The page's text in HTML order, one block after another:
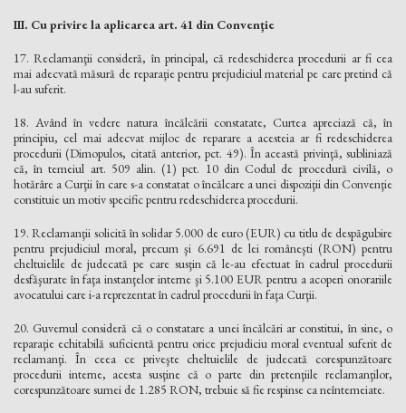
III. Cu privire la aplicarea art. 41 din Convenţie
17. Reclamanţii consideră, în principal, că redeschiderea procedurii ar fi cea
mai adecvată măsură de reparaţie pentru prejudiciul material pe care pretind că
l-au suferit.
18. Având în vedere natura încălcării constatate, Curtea apreciază că, în
principiu, cel mai adecvat mijloc de reparare a acesteia ar fi redeschiderea
procedurii (Dimopulos, citată anterior, pct. 49). În această privinţă, subliniază
că, în temeiul art. 509 alin. (1) pct. 10 din Codul de procedură civilă, o
hotărâre a Curţii în care s-a constatat o încălcare a unei dispoziţii din Convenţie
constituie un motiv specific pentru redeschiderea procedurii.
19. Reclamanţii solicită în solidar 5.000 de euro (EUR) cu titlu de despăgubire
pentru prejudiciul moral, precum şi 6.691 de lei româneşti (RON) pentru
cheltuielile de judecată pe care susţin că le-au efectuat în cadrul procedurii
desfăşurate în faţa instanţelor interne şi 5.100 EUR pentru a acoperi onorariile
avocatului care i-a reprezentat în cadrul procedurii în faţa Curţii.
20. Guvernul consideră că o constatare a unei încălcări ar constitui, în sine, o
reparaţie echitabilă suficientă pentru orice prejudiciu moral eventual suferit de
reclamanţi. În ceea ce priveşte cheltuielile de judecată corespunzătoare
procedurii interne, acesta susţine că o parte din pretenţiile reclamanţilor,
corespunzătoare sumei de 1.285 RON, trebuie să fie respinse ca neîntemeiate.